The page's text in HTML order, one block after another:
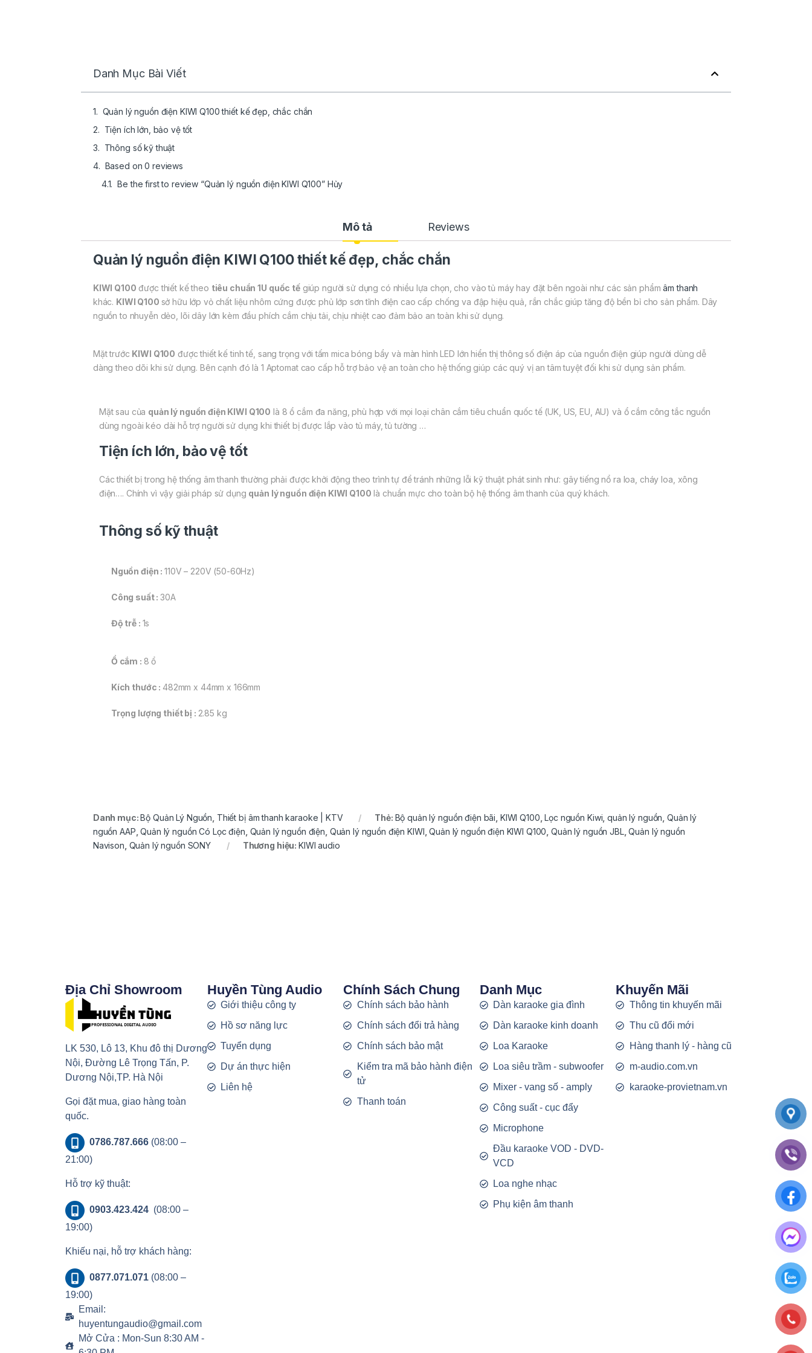
Danh Mục Bài Viết
Quản lý nguồn điện KIWI Q100 thiết kế đẹp, chắc chắn
Tiện ích lớn, bảo vệ tốt
Thông số kỹ thuật
Based on 0 reviews
Be the first to review “Quản lý nguồn điện KIWI Q100” Hủy
Mô tả Reviews
Quản lý nguồn điện KIWI Q100 thiết kế đẹp, chắc chắn
KIWI Q100 được thiết kế theo tiêu chuẩn 1U quốc tếgiúp người sử dụng có nhiều lựa chọn, cho vào tủ máy hay đặt bên ngoài như các sản phẩmâm thanh
khác. KIWI Q100 sở hữu lớp vỏ chất liệu nhôm cứng được phủ lớp sơn tĩnh điện cao cấp chống va đập hiệu quả, rắn chắc giúp tăng độ bền bỉ cho sản phẩm. Dây
nguồn to nhuyễn dẻo, lõi dây lớn kèm đầu phích cắm chịu tải, chịu nhiệt cao đảm bảo an toàn khi sử dụng.
Mặt trước KIWI Q100 được thiết kế tinh tế, sang trọng với tấm mica bóng bẩy và màn hình LED lớn hiển thị thông số điện áp của nguồn điện giúp người dùng dễ
dàng theo dõi khi sử dụng. Bên cạnh đó là 1 Aptomat cao cấp hỗ trợ bảo vệ an toàn cho hệ thống giúp các quý vị an tâm tuyệt đối khi sử dụng sản phẩm.
Mặt sau của quản lý nguồn điện KIWI Q100 là 8 ổ cắm đa năng, phù hợp với mọi loại chân cắm tiêu chuẩn quốc tế (UK, US, EU, AU) và ổ cắm công tắc nguồn
dùng ngoài kéo dài hỗ trợ người sử dụng khi thiết bị được lắp vào tủ máy, tủ tường …
Tiện ích lớn, bảo vệ tốt
Các thiết bị trong hệ thống âm thanh thường phải được khởi động theo trình tự để tránh những lỗi kỹ thuật phát sinh như: gây tiếng nổ ra loa, cháy loa, xông
điện…. Chính vì vậy giải pháp sử dụng quản lý nguồn điện KIWI Q100 là chuẩn mực cho toàn bộ hệ thống âm thanh của quý khách.
Thông số kỹ thuật
Nguồn điện : 110V – 220V (50-60Hz)
Công suất :30A
Độ trễ : 1s
Ổ cắm : 8 ổ
Kích thước : 482mm x 44mm x 166mm
Trọng lượng thiết bị : 2.85 kg
Danh mục:Bộ Quản Lý Nguồn Thiết bị âm thanh karaoke | KTV Thẻ: Bộ quản lý nguồn điện bãi KIWI Q100 ,Lọc nguồn Kiwi ,quản lý nguồn ,Quản lý
nguồn AAP ,Quản lý nguồn Có Lọc điện Quản lý nguồn điện Quản lý nguồn điện KIWI ,Quản lý nguồn điện KIWI Q100 ,Quản lý nguồn JBL,Quản lý nguồn
Navison Quản lý nguồn SONY Thương hiệu: KIWI audio
Địa Chỉ Showroom
LK 530, Lô 13, Khu đô thị Dương
Nội, Đường Lê Trọng Tấn, P.
Dương Nội,TP. Hà Nội
Gọi đặt mua, giao hàng toàn
quốc.
0786.787.666(08:00 –
21:00)
Hỗ trợ kỹ thuật:
0903.423.424 (08:00 –
19:00)
Khiếu nại, hỗ trợ khách hàng:
0877.071.071(08:00 –
19:00)
Email:
huyentungaudio@gmail.com
Mở Cửa : Mon-Sun 8:30 AM -
Huyền Tùng Audio
Giới thiệu công ty
Hồ sơ năng lực
Tuyển dụng
Dự án thực hiện
Liên hệ
Chính Sách Chung
Chính sách bảo hành
Chính sách đổi trả hàng
Chính sách bảo mật
Kiểm tra mã bảo hành điện
tử
Thanh toán
Danh Mục
Dàn karaoke gia đình
Dàn karaoke kinh doanh
Loa Karaoke
Loa siêu trầm - subwoofer
Mixer - vang số - amply
Công suất - cục đẩy
Microphone
Đầu karaoke VOD - DVD-
VCD
Loa nghe nhạc
Phụ kiện âm thanh
Khuyến Mãi
Thông tin khuyến mãi
Thu cũ đổi mới
Hàng thanh lý - hàng cũ
m-audio.com.vn
karaoke-provietnam.vn